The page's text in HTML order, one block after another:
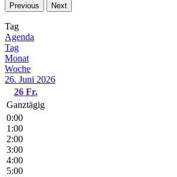
Previous Next
Tag
Agenda
Tag
Monat
Woche
26. Juni 2026
26 Fr.
Ganztägig
0:00
1:00
2:00
3:00
4:00
5:00